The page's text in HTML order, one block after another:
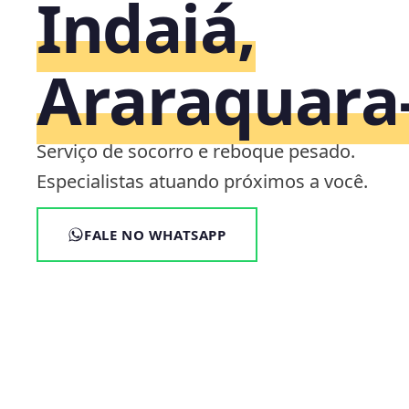
Indaiá,
Serviço de socorro e reboque pesado.
Especialistas atuando próximos a você.
FALE NO WHATSAPP